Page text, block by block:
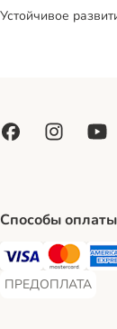
Устойчивое
Способы оплаты
Visa Payment
Mastercard
ПРЕДОПЛАТА
ПРЕДОПЛАТА